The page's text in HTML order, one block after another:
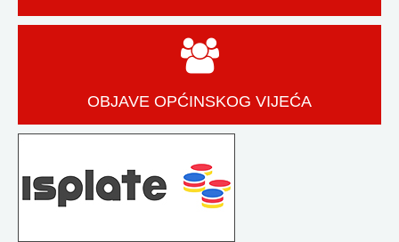
OBJAVE OPĆINSKOG VIJEĆA